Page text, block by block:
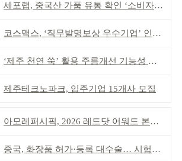
세포랩, 중국산 가품 유통 확인 ‘소비자 주의’ 당부
코스맥스, ‘직무발명보상 우수기업’ 인증 획득 IP 경영 강화
‘제주 천연 쑥’ 활용 주름개선 기능성 식약처 심사 통과
제주테크노파크, 입주기업 15개사 모집
아모레퍼시픽, 2026 레드닷 어워드 본상 2개 수상
중국, 화장품 허가·등록 대수술… 시험자료 공용 허용